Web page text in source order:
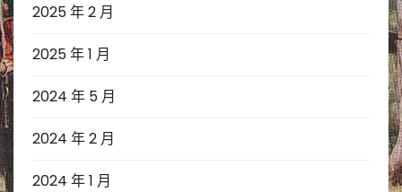
2025 年 2 月
2025 年 1 月
2024 年 5 月
2024 年 2 月
2024 年 1 月